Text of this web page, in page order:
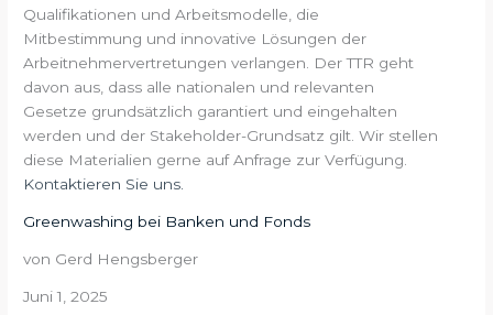
Qualifikationen und Arbeitsmodelle, die
Mitbestimmung und innovative Lösungen der
Arbeitnehmervertretungen verlangen. Der TTR geht
davon aus, dass alle nationalen und relevanten
Gesetze grundsätzlich garantiert und eingehalten
werden und der Stakeholder-Grundsatz gilt. Wir stellen
diese Materialien gerne auf Anfrage zur Verfügung.
Kontaktieren Sie uns.
Greenwashing bei Banken und Fonds
von Gerd Hengsberger
Juni 1, 2025